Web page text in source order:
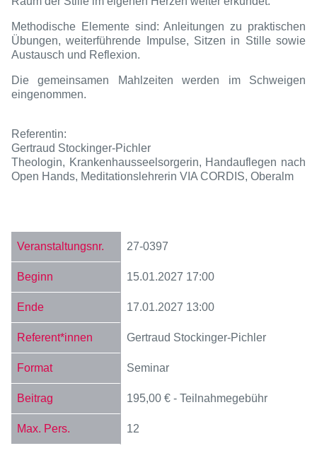
Methodische Elemente sind: Anleitungen zu praktischen
Übungen, weiterführende Impulse, Sitzen in Stille sowie
Austausch und Reflexion.
Die gemeinsamen Mahlzeiten werden im Schweigen
eingenommen.
Referentin:
Gertraud Stockinger-Pichler
Theologin, Krankenhausseelsorgerin, Handauflegen nach
Open Hands, Meditationslehrerin VIA CORDIS, Oberalm
27-0397
15.01.2027 17:00
17.01.2027 13:00
Gertraud Stockinger-Pichler
Seminar
195,00 € - Teilnahmegebühr
12